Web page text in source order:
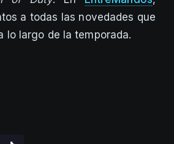
a todas las novedades que
lo largo de la temporada.